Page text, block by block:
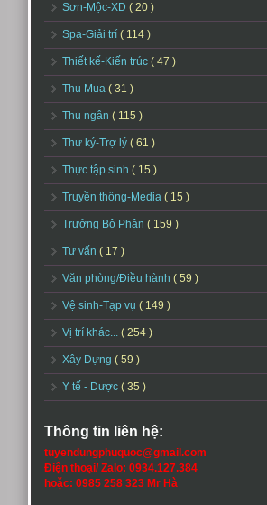
Sơn-Mộc-XD ( 20 )
Spa-Giải trí ( 114 )
Thiết kế-Kiến trúc ( 47 )
Thu Mua ( 31 )
Thu ngân ( 115 )
Thư ký-Trợ lý ( 61 )
Thực tập sinh ( 15 )
Truyền thông-Media ( 15 )
Trưởng Bộ Phận ( 159 )
Tư vấn ( 17 )
Văn phòng/Điều hành ( 59 )
Vệ sinh-Tạp vụ ( 149 )
Vị trí khác... ( 254 )
Xây Dựng ( 59 )
Y tế - Dược ( 35 )
Thông tin liên hệ:
tuyendungphuquoc@gmail.com
Điện thoại/ Zalo: 0934.127.384
hoặc: 0985 258 323 Mr Hà